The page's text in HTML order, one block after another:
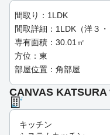
間取り：1LDK
間取詳細：1LDK（洋３・
専有面積：30.01㎡
方位：東
部屋位置：角部屋
CANVAS KATSURA
キッチン